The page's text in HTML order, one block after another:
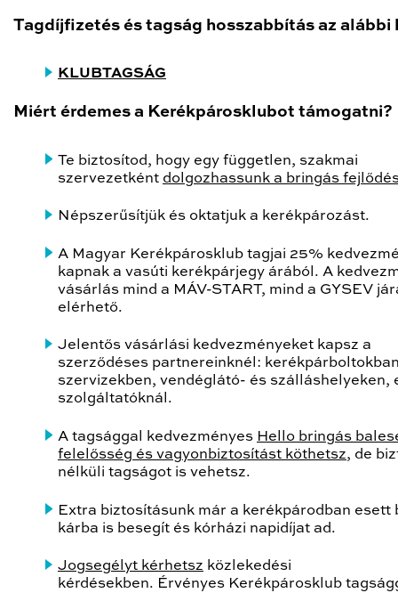
Tagdíjfizetés és tagság hosszabbítás az alábbi
KLUBTAGSÁG
Miért érdemes a Kerékpárosklubot támogatni?
Te biztosítod, hogy egy független, szakmai
szervezetként dolgozhassunk a bringás
Népszerűsítjük és oktatjuk a kerékpározást.
A Magyar Kerékpárosklub tagjai 25%
kapnak a vasúti kerékpárjegy árából. A
vásárlás mind a MÁV-START, mind a GYSEV
elérhető.
Jelentős vásárlási kedvezményeket kapsz a
szerződéses partnereinknél:
szervizekben, vendéglátó- és szálláshelyeken,
szolgáltatóknál.
A tagsággal kedvezményes Hello bringás
felelősség és vagyonbiztosítást köthetsz, de
nélküli tagságot is vehetsz.
Extra biztosításunk már a kerékpárodban esett
kárba is besegít és kórházi napidíjat ad.
Jogsegélyt kérhetsz közlekedési
kérdésekben. Érvényes Kerékpárosklub